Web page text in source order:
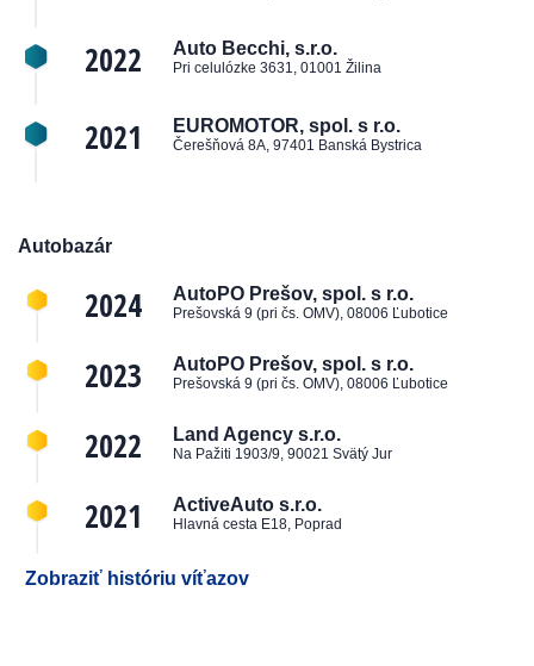
2022 Auto Becchi, s.r.o.
Pri celulózke 3631, 01001 Žilina
2021 EUROMOTOR, spol. s r.o.
Čerešňová 8A, 97401 Banská Bystrica
Autobazár
2024 AutoPO Prešov, spol. s r.o.
Prešovská 9 (pri čs. OMV), 08006 Ľubotice
2023 AutoPO Prešov, spol. s r.o.
Prešovská 9 (pri čs. OMV), 08006 Ľubotice
2022 Land Agency s.r.o.
Na Pažiti 1903/9, 90021 Svätý Jur
2021 ActiveAuto s.r.o.
Hlavná cesta E18, Poprad
Zobraziť históriu víťazov